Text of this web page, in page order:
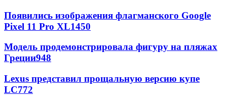
Появились изображения флагманского Google
Pixel 11 Pro XL1450
Модель продемонстрировала фигуру на пляжах
Греции948
Lexus представил прощальную версию купе
LC772